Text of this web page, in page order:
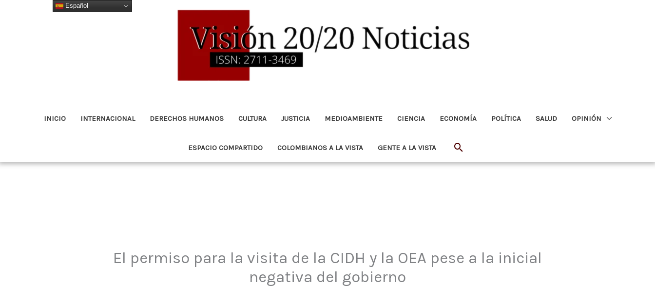
INICIO INTERNACIONAL DERECHOS HUMANOS CULTURA JUSTICIA MEDIOAMBIENTE CIENCIA ECONOMÍA POLÍTICA SALUD OPINIÓN
ESPACIO COMPARTIDO COLOMBIANOS A LA VISTA GENTE A LA VISTA Buscar
El permiso para la visita de la CIDH y la OEA pese a la inicial
negativa del gobierno
Español